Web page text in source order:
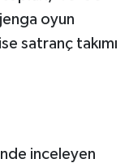
oyun
satranç takımı
inceleyen